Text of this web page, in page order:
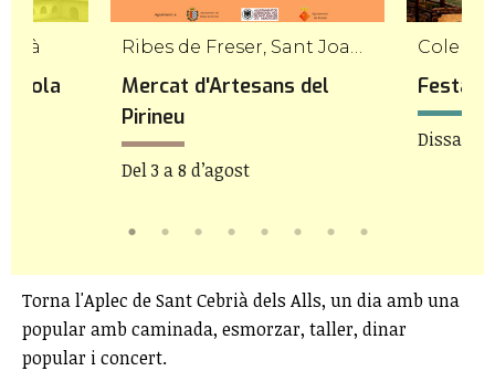
Mercat d'Artesans del
Pirineu
Del 3 a 8 d’agost
Colera
Festa
Dissabte
Torna l'Aplec de Sant Cebrià dels Alls, un dia amb una
popular amb caminada, esmorzar, taller, dinar
popular i concert.